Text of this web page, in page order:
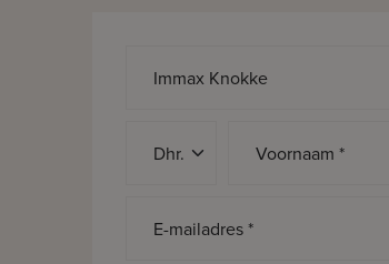
Voornaam *
E-mailadres *